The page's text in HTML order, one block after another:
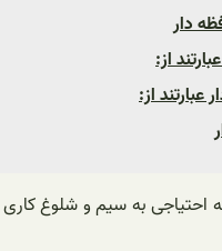
دار
از:
از:
به سیم و شلوغ کاری